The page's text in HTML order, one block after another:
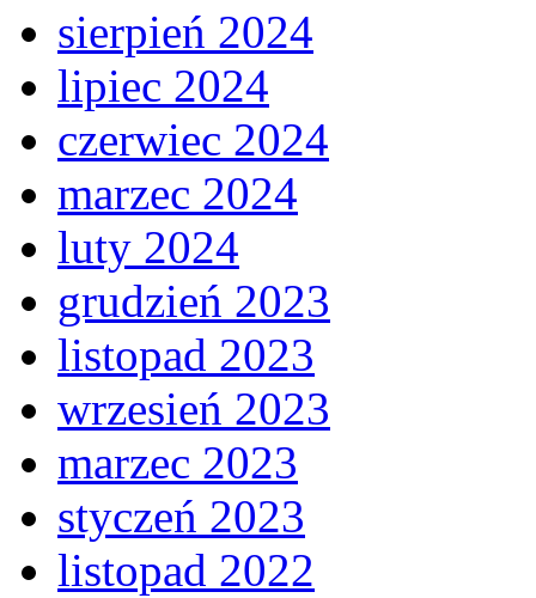
sierpień 2024
lipiec 2024
czerwiec 2024
marzec 2024
luty 2024
grudzień 2023
listopad 2023
wrzesień 2023
marzec 2023
styczeń 2023
listopad 2022